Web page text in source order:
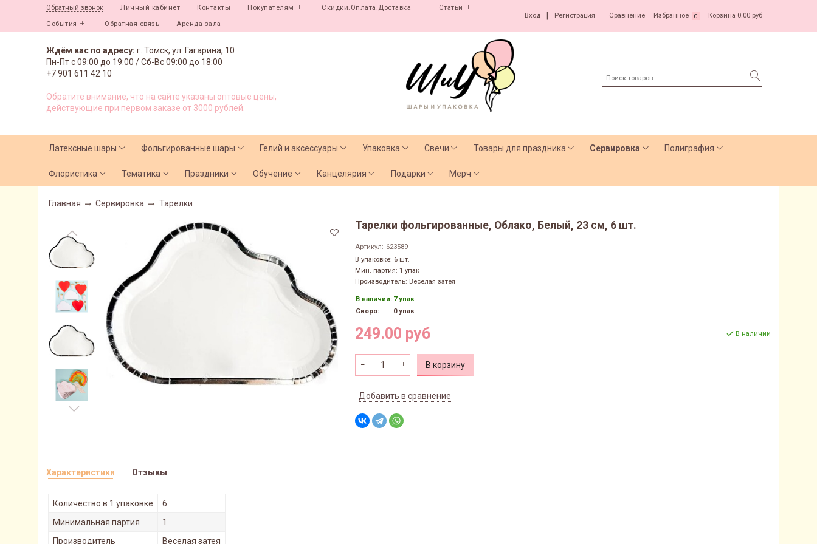
Обратный звонок Личный кабинет Контакты Покупателям Скидки.Оплата.Доставка Статьи
События Обратная связь Аренда зала
Вход Регистрация Сравнение Избранное 0 Корзина 0.00 руб
Ждём вас по адресу: г. Томск, ул. Гагарина, 10
Пн-Пт с09:00 до 19:00 /Сб-Вс 09:00 до 18:00
+7 901 611 42 10
Обратите внимание, что на сайте указаны оптовые цены,
действующие при первом заказе от 3000 рублей.
Латексные шары Фольгированные шары Гелий и аксессуары Упаковка Свечи Товары для праздника Сервировка Полиграфия
Флористика Тематика Праздники Обучение Канцелярия Подарки Мерч
Главная Сервировка Тарелки
Тарелки фольгированные, Облако, Белый, 23 см, 6 шт.
Артикул: 623589
В упаковке: 6 шт.
Мин. партия: 1 упак
Производитель: Веселая затея
В наличии: 7 упак
Скоро:
0 упак
249.00 руб В наличии
В корзину
Добавить в сравнение
Характеристики
Количество в 1 упаковке
6
Минимальная партия
1
Производитель
Веселая затея
Отзывы